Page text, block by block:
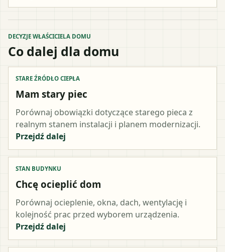
DECYZJE WŁAŚCICIELA DOMU
Co dalej dla domu
STARE ŹRÓDŁO CIEPŁA
Mam stary piec
Porównaj obowiązki dotyczące starego pieca z
realnym stanem instalacji i planem modernizacji.
Przejdź dalej
STAN BUDYNKU
Chcę ocieplić dom
Porównaj ocieplenie, okna, dach, wentylację i
kolejność prac przed wyborem urządzenia.
Przejdź dalej